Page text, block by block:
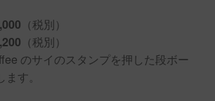
（税別）
（税別）
のサイのスタンプを押した段ボー
す。